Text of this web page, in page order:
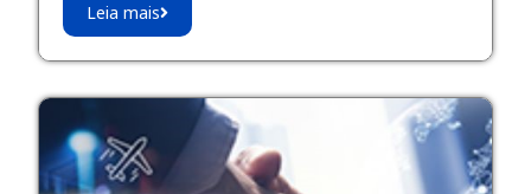
Leia mais